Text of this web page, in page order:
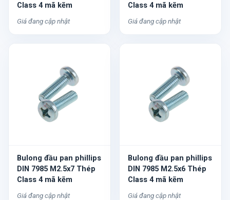
Class 4 mã kẽm
Giá đang cập nhật
Class 4 mã kẽm
Giá đang cập nhật
Bulong đầu pan phillips
DIN 7985 M2.5x7 Thép
Class 4 mã kẽm
Giá đang cập nhật
Bulong đầu pan phillips
DIN 7985 M2.5x6 Thép
Class 4 mã kẽm
Giá đang cập nhật